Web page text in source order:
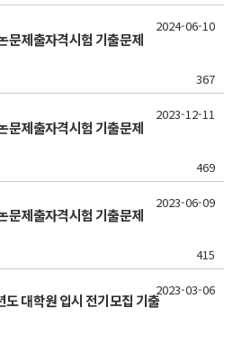
문제출자격시험 기출문제
367
2024-06-10
문제출자격시험 기출문제
469
2023-12-11
문제출자격시험 기출문제
415
2023-06-09
대학원 입시 전기모집 기출
2023-03-06